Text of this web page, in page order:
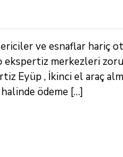
ve esnaflar hariç
ekspertiz merkezleri
Eyüp , İkinci el araç
halinde ödeme […]